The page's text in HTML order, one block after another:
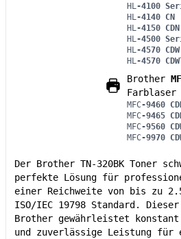
HL-4100
HL-4140 CN
HL-4150 CDN
HL-4500
HL-4570 CDW
HL-4570
Brother
Farblaser
MFC-9460
MFC-9465
MFC-9560
MFC-9970
Der Brother TN-320BK Toner
perfekte Lösung für
einer Reichweite von bis zu
ISO/IEC 19798 Standard.
Brother gewährleistet
und zuverlässige Leistung für